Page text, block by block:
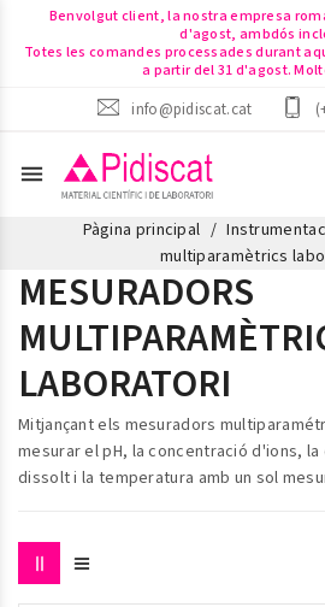
Benvolgut client, la nostra empresa
d'agost, ambdós
Totes les comandes processades durant
a partir del 31 d'agost.
info@pidiscat.cat
menu
Pàgina principal
multiparamètrics
MESURADORS
LABORATORI
Mitjançant els mesuradors
mesurar el pH, la concentració d'ions,
dissolt i la temperatura amb un sol